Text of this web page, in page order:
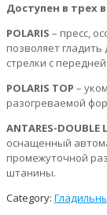
Доступен в трех
POLARIS – пресс,
позволяет
стрелки с
POLARIS TOP –
разогреваемой
ANTARES-DOUBLE
оснащенный
промежуточной
штанины.
Category: